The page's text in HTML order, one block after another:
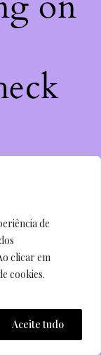
de
clicar em
cookies.
Aceite tudo
Send